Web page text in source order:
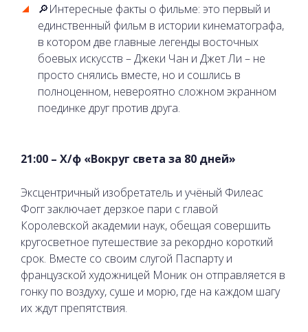
🔎Интересные факты о фильме: это первый и
единственный фильм в истории кинематографа,
в котором две главные легенды восточных
боевых искусств – Джеки Чан и Джет Ли – не
просто снялись вместе, но и сошлись в
полноценном, невероятно сложном экранном
поединке друг против друга.
21:00 – Х/ф «Вокруг света за 80 дней»
Эксцентричный изобретатель и учёный Филеас
Фогг заключает дерзкое пари с главой
Королевской академии наук, обещая совершить
кругосветное путешествие за рекордно короткий
срок. Вместе со своим слугой Паспарту и
французской художницей Моник он отправляется в
гонку по воздуху, суше и морю, где на каждом шагу
их ждут препятствия.